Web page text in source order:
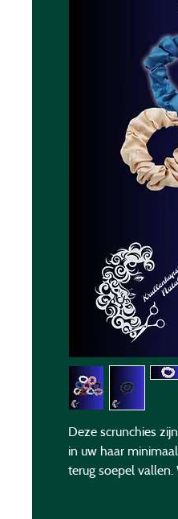
Deze scrunchies
in uw haar
terug soepel